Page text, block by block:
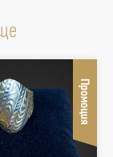
Промоция